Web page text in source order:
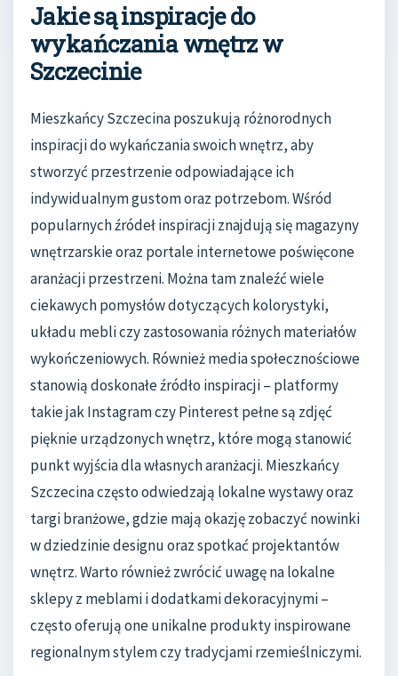
Jakie są inspiracje do
wykańczania wnętrz w
Szczecinie
Mieszkańcy Szczecina poszukują różnorodnych
inspiracji do wykańczania swoich wnętrz, aby
stworzyć przestrzenie odpowiadające ich
indywidualnym gustom oraz potrzebom. Wśród
popularnych źródeł inspiracji znajdują się magazyny
wnętrzarskie oraz portale internetowe poświęcone
aranżacji przestrzeni. Można tam znaleźć wiele
ciekawych pomysłów dotyczących kolorystyki,
układu mebli czy zastosowania różnych materiałów
wykończeniowych. Również media społecznościowe
stanowią doskonałe źródło inspiracji – platformy
takie jak Instagram czy Pinterest pełne są zdjęć
pięknie urządzonych wnętrz, które mogą stanowić
punkt wyjścia dla własnych aranżacji. Mieszkańcy
Szczecina często odwiedzają lokalne wystawy oraz
targi branżowe, gdzie mają okazję zobaczyć nowinki
w dziedzinie designu oraz spotkać projektantów
wnętrz. Warto również zwrócić uwagę na lokalne
sklepy z meblami i dodatkami dekoracyjnymi –
często oferują one unikalne produkty inspirowane
regionalnym stylem czy tradycjami rzemieślniczymi.